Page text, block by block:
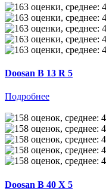
Doosan B 13 R 5
Подробнее
Doosan B 40 X 5